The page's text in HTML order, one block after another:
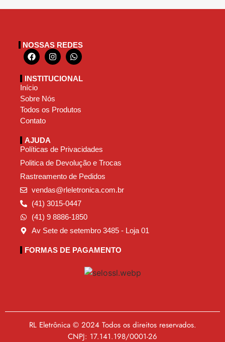
NOSSAS REDES
INSTITUCIONAL
Início
Sobre Nós
Todos os Produtos
Contato
AJUDA
Políticas de Privacidades
Politica de Devolução e Trocas
Rastreamento de Pedidos
vendas@rleletronica.com.br
(41) 3015-0447
(41) 9 8886-1850
Av Sete de setembro 3485 - Loja 01
FORMAS DE PAGAMENTO
RL Eletrônica © 2024 Todos os direitos reservados.
CNPJ: 17.141.198/0001-26